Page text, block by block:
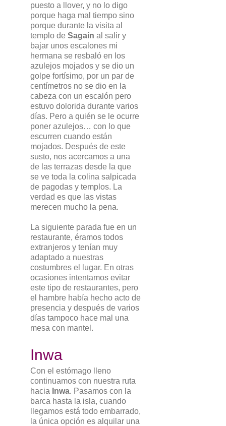
puesto a llover, y no lo digo
porque haga mal tiempo sino
porque durante la visita al
templo de Sagain al salir y
bajar unos escalones mi
hermana se resbaló en los
azulejos mojados y se dio un
golpe fortísimo, por un par de
centímetros no se dio en la
cabeza con un escalón pero
estuvo dolorida durante varios
días. Pero a quién se le ocurre
poner azulejos… con lo que
escurren cuando están
mojados. Después de este
susto, nos acercamos a una
de las terrazas desde la que
se ve toda la colina salpicada
de pagodas y templos. La
verdad es que las vistas
merecen mucho la pena.
La siguiente parada fue en un
restaurante, éramos todos
extranjeros y tenían muy
adaptado a nuestras
costumbres el lugar. En otras
ocasiones intentamos evitar
este tipo de restaurantes, pero
el hambre había hecho acto de
presencia y después de varios
días tampoco hace mal una
mesa con mantel.
Inwa
Con el estómago lleno
continuamos con nuestra ruta
hacia Inwa. Pasamos con la
barca hasta la isla, cuando
llegamos está todo embarrado,
la única opción es alquilar una